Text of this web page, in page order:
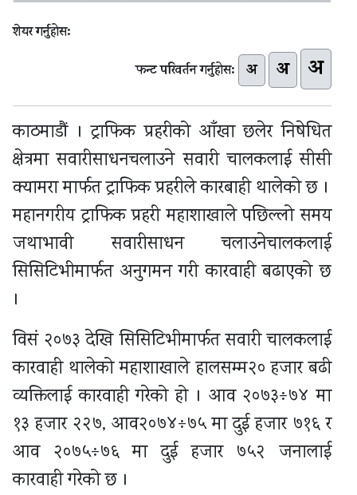
शेयर गर्नुहोस:
फन्ट परिवर्तन गर्नुहोस: अ अ अ
काठमाडौं । ट्राफिक प्रहरीको आँखा छलेर निषेधित
क्षेत्रमा सवारीसाधनचलाउने सवारी चालकलाई सीसी
क्यामरा मार्फत ट्राफिक प्रहरीले कारबाही थालेको छ ।
महानगरीय ट्राफिक प्रहरी महाशाखाले पछिल्लो समय
जथाभावी सवारीसाधन चलाउनेचालकलाई
सिसिटिभीमार्फत अनुगमन गरी कारवाही बढाएको छ
।
विसं २०७३ देखि सिसिटिभीमार्फत सवारी चालकलाई
कारवाही थालेको महाशाखाले हालसम्म२० हजार बढी
व्यक्तिलाई कारवाही गरेको हो । आव २०७३÷७४ मा
१३ हजार २२७, आव२०७४÷७५ मा दुई हजार ७१६ र
आव २०७५÷७६ मा दुई हजार ७५२ जनालाई
कारवाही गरेको छ ।